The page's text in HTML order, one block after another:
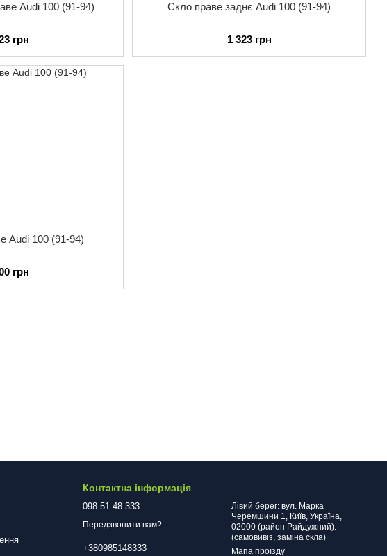
Audi 100 (91-94)
грн
Скло праве заднє Audi 100 (91-94)
1 323 грн
Audi 100 (91-94)
грн
Контактна інформація
098 51-48-333
Передзвонити вам?
+380985148333
Лівий берег: вул. Марка
Черемшини 1, Київ, Україна,
02000 (район Райдужний).
(самовивіз, заміна скла)
Мапа проїзду